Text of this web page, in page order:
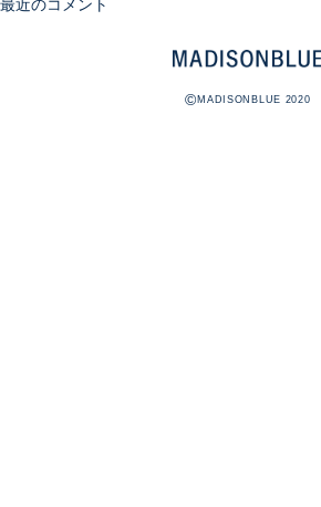
最近のコメント
©MADISONBLUE 2020